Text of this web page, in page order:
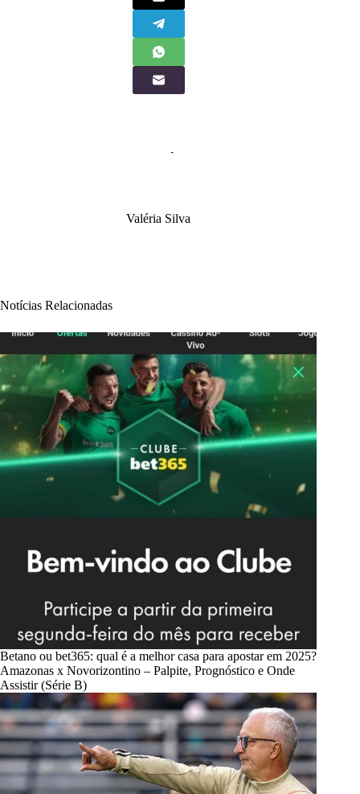
Valéria Silva
Notícias Relacionadas
Betano ou bet365: qual é a melhor casa para apostar em 2025?
Amazonas x Novorizontino – Palpite, Prognóstico e Onde
Assistir (Série B)